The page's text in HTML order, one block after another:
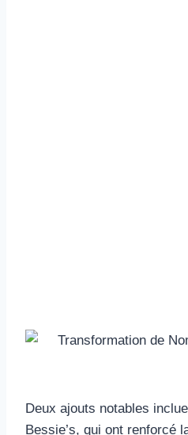
Deux ajouts notables
Bessie’s, qui ont renforcé